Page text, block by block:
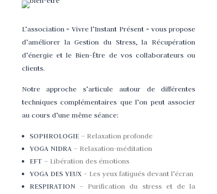
L’association « Vivre l’Instant Présent » vous propose
d’améliorer la Gestion du Stress, la Récupération
d’énergie et le Bien-Être de vos collaborateurs ou
clients.
Notre approche s’articule autour de différentes
techniques complémentaires que l’on peut associer
au cours d’une même séance:
SOPHROLOGIE – Relaxation profonde
YOGA NIDRA – Relaxation-méditation
EFT – Libération des émotions
YOGA DES YEUX – Les yeux fatigués devant l’écran
RESPIRATION – Purification du stress et de la